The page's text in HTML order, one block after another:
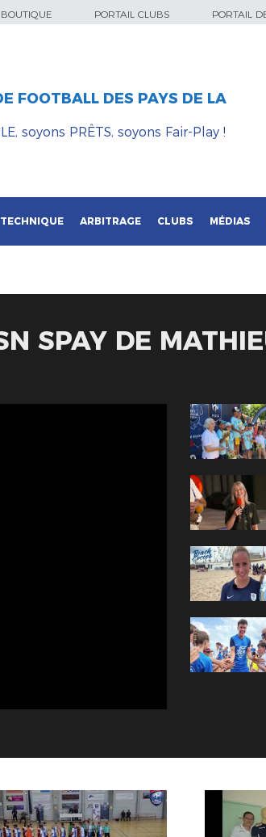
BOUTIQUE PORTAIL CLUBS PORTAIL
FOOTBALL DES PAYS DE LA
soyons PRÊTS, soyons Fair-Play !
TECHNIQUE ARBITRAGE CLUBS MÉDIAS
SPAY DE